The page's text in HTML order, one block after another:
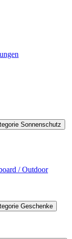
Sonnenschutz
/ Outdoor
Geschenke